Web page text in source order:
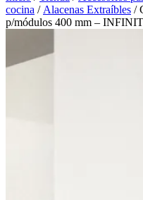
cocina / Alacenas Extraíbles /
p/módulos 400 mm –